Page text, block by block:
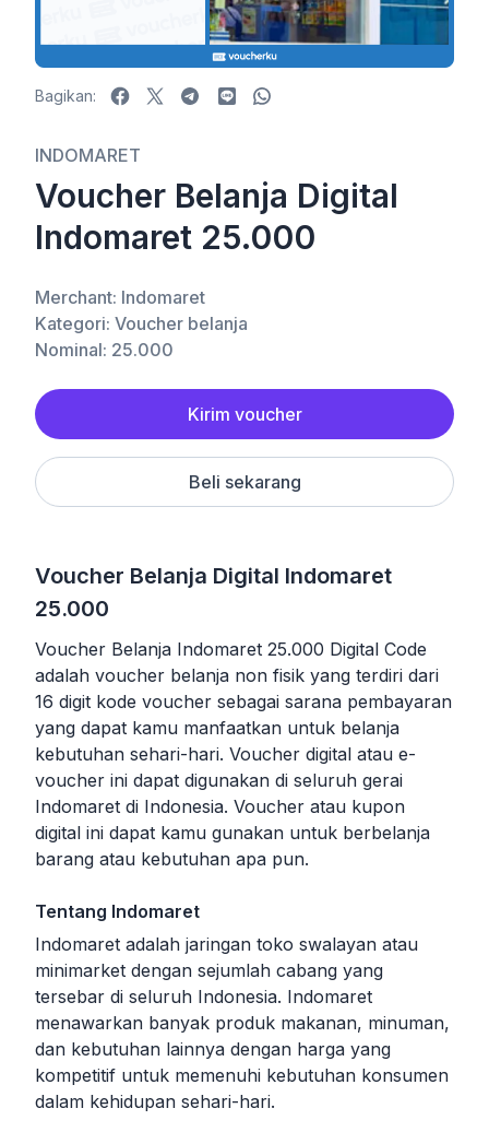
Bagikan: Facebook
X Telegram
LINEWhatsApp
INDOMARET
Voucher Belanja Digital
Indomaret 25.000
Merchant: Indomaret
Kategori: Voucher belanja
Nominal: 25.000
Kirim voucher
Beli sekarang
Voucher Belanja Digital Indomaret
25.000
Voucher Belanja Indomaret 25.000 Digital Code
adalah voucher belanja non fisik yang terdiri dari
16 digit kode voucher sebagai sarana pembayaran
yang dapat kamu manfaatkan untuk belanja
kebutuhan sehari-hari. Voucher digital atau e-
voucher ini dapat digunakan di seluruh gerai
Indomaret di Indonesia. Voucher atau kupon
digital ini dapat kamu gunakan untuk berbelanja
barang atau kebutuhan apa pun.
Tentang Indomaret
Indomaret adalah jaringan toko swalayan atau
minimarket dengan sejumlah cabang yang
tersebar di seluruh Indonesia. Indomaret
menawarkan banyak produk makanan, minuman,
dan kebutuhan lainnya dengan harga yang
kompetitif untuk memenuhi kebutuhan konsumen
dalam kehidupan sehari-hari.